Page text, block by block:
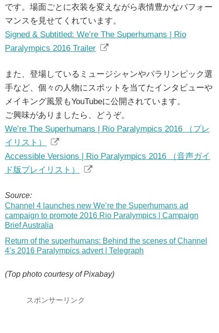
です。場面ごとに衣装を変えながら表情豊かなパフォー
マンスを見せてくれています。
Signed & Subtitled: We’re The Superhumans | Rio
Paralympics 2016 Trailer
また、登場しているミュージシャンやパラリンピック選
手など、個々の人物にスポットを当てたインタビューや
メイキング風景もYouTubeに公開されています。
ご興味がありましたら、どうぞ。
We’re The Superhumans | Rio Paralympics 2016 （プレ
イリスト）
Accessible Versions | Rio Paralympics 2016 （音声ガイ
ド版プレイリスト）
Source:
Channel 4 launches new We’re the Superhumans ad
campaign to promote 2016 Rio Paralympics | Campaign
Brief Australia
Return of the superhumans: Behind the scenes of Channel
4’s 2016 Paralympics advert | Telegraph
(Top photo courtesy of Pixabay)
スポンサーリンク